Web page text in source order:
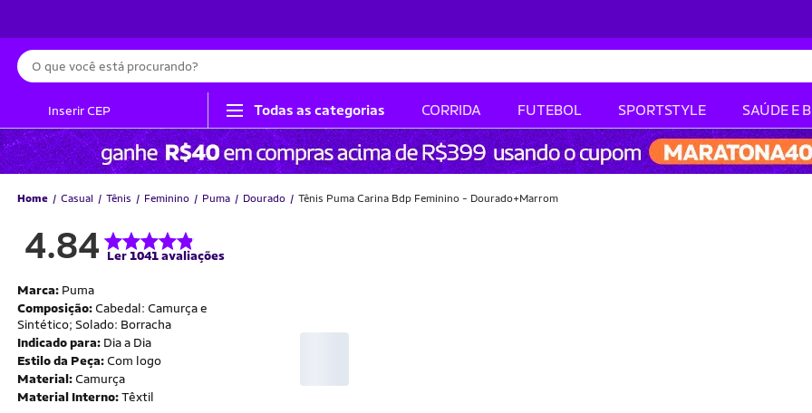
Busca
Inserir CEP Todas as categorias CORRIDA FUTEBOL SPORTSTYLE SAÚDE E
Home Casual Tênis Feminino Puma Dourado Tênis Puma Carina Bdp Feminino - Dourado+Marrom
4.84 Ler 1041 avaliações
Marca: Puma
Composição: Cabedal: Camurça e
Sintético; Solado: Borracha
Indicado para: Dia a Dia
Estilo da Peça: Com logo
Material: Camurça
Material Interno:Têxtil